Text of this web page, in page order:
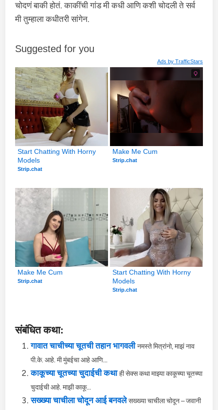
चोदणं बाकी होतं. काकींची गांड मी कधी आणि कशी चोदली ते सर्व
मी तुम्हाला कधीतरी सांगेन.
Suggested for you
Ads by TrafficStars
Start Chatting With Horny
Models
Strip.chat
Make Me Cum
Strip.chat
Make Me Cum
Strip.chat
Start Chatting With Horny
Models
Strip.chat
संबंधित कथा:
गावात चाचीच्या चूतची तहान भागवली नमस्ते मित्रांनो, माझं नाव
पी.के. आहे. मी मुंबईचा आहे आणि...
काकूच्या चूतच्या चुदाईची कथा ही सेक्स कथा माझ्या काकूच्या चूतच्या
चुदाईची आहे. माझी काकू...
सख्ख्या चाचीला चोदून आई बनवले सख्ख्या चाचीला चोदून – जवानी